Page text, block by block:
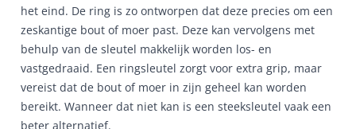
het eind. De ring is zo ontworpen dat deze precies om een
zeskantige bout of moer past. Deze kan vervolgens met
behulp van de sleutel makkelijk worden los- en
vastgedraaid. Een ringsleutel zorgt voor extra grip, maar
vereist dat de bout of moer in zijn geheel kan worden
bereikt. Wanneer dat niet kan is een steeksleutel vaak een
beter alternatief.